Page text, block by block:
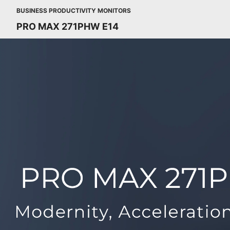
BUSINESS PRODUCTIVITY MONITORS
PRO MAX 271PHW E14